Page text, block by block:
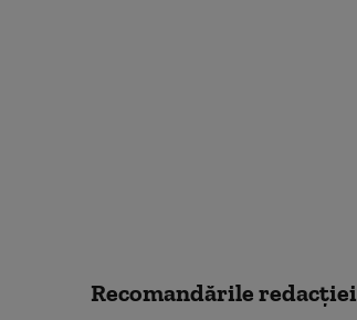
Recomandările redacţiei